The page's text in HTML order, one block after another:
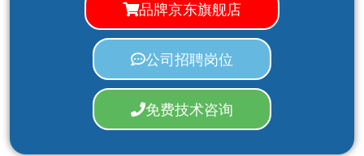
品牌京东旗舰店
公司招聘岗位
免费技术咨询